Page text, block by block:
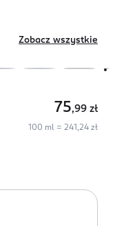
Zobacz wszystkie
75,99 zł
100 ml = 241,24 zł